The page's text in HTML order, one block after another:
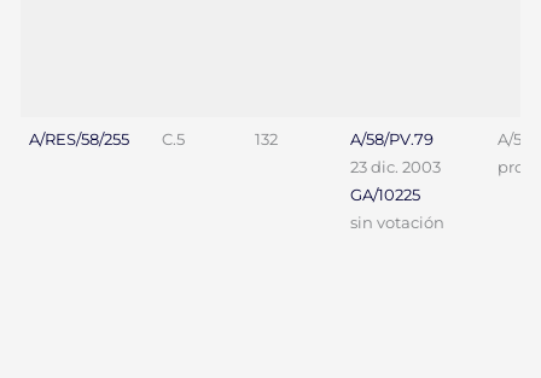
A/RES/58/255 C.5 132
A/58/PV.79
23 dic. 2003
GA/10225
sin votación
A/58/
proy.